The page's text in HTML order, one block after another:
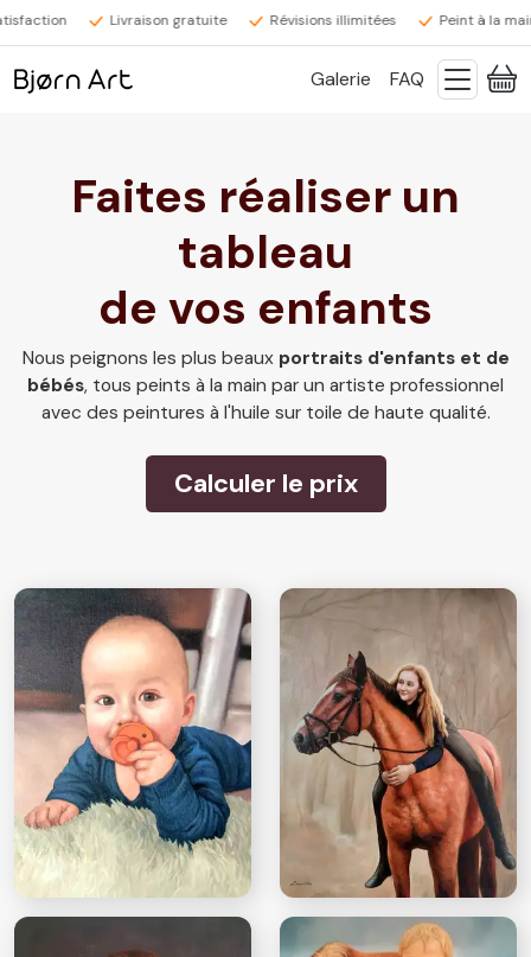
Livraison gratuite Révisions illimitées Peint à la main
Galerie FAQ
Faites réaliser un
tableau
de vos enfants
Nous peignons les plus beaux portraits d'enfants et de
bébés, tous peints à la main par un artiste professionnel
avec des peintures à l'huile sur toile de haute qualité.
Calculer le prix